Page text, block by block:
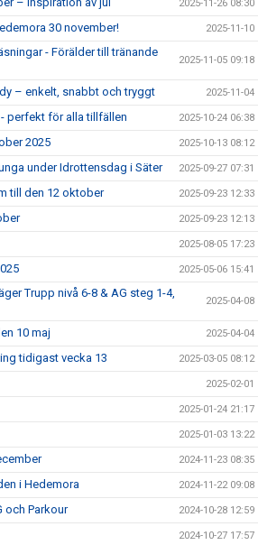
2025-11-26 08:30
30 november! 2025-11-10
- Förälder till tränande
2025-11-05 09:18
– enkelt, snabbt och tryggt 2025-11-04
perfekt för alla tillfällen 2025-10-24 06:38
2025 2025-10-13 08:12
under Idrottensdag i Säter 2025-09-27 07:31
till den 12 oktober 2025-09-23 12:33
2025-09-23 12:13
2025-08-05 17:23
2025-05-06 15:41
Trupp nivå 6-8 & AG steg 1-4,
2025-04-08
10 maj 2025-04-04
tidigast vecka 13 2025-03-05 08:12
2025-02-01
2025-01-24 21:17
2025-01-03 13:22
2024-11-23 08:35
i Hedemora 2024-11-22 09:08
och Parkour 2024-10-28 12:59
2024-10-27 17:57